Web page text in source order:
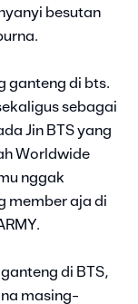
besutan
ganteng di bts.
sebagai
Jin BTS yang
Worldwide
nggak
member aja di
di BTS,
masing-